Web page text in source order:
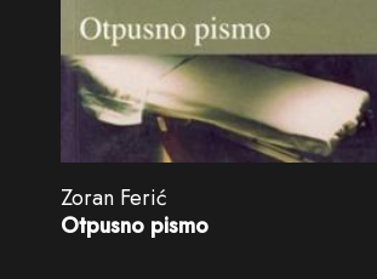
Zoran Ferić
Otpusno pismo